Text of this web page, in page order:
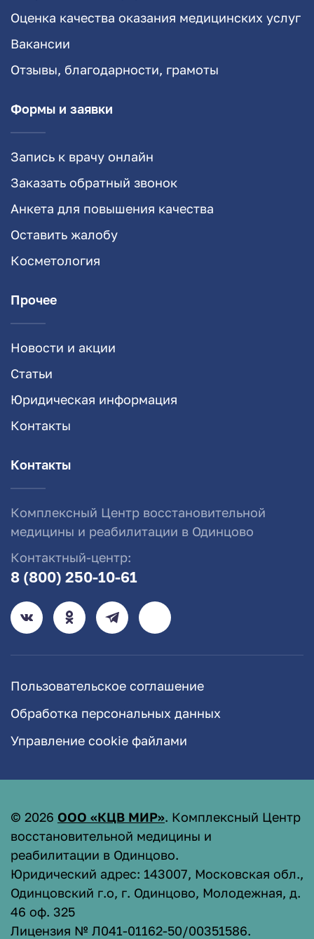
Оценка качества оказания медицинских услуг
Вакансии
Отзывы, благодарности, грамоты
Формы и заявки
Запись к врачу онлайн
Заказать обратный звонок
Анкета для повышения качества
Оставить жалобу
Косметология
Прочее
Новости и акции
Статьи
Юридическая информация
Контакты
Контакты
Комплексный Центр восстановительной
медицины и реабилитации в Одинцово
Контактный-центр:
8 (800) 250-10-61
Пользовательское соглашение
Обработка персональных данных
Управление cookie файлами
© 2026 ООО «КЦВ МИР». Комплексный Центр
восстановительной медицины и
реабилитации в Одинцово.
Юридический адрес: 143007, Московская обл.,
Одинцовский г.о, г. Одинцово, Молодежная, д.
46 оф. 325
Лицензия № Л041-01162-50/00351586.